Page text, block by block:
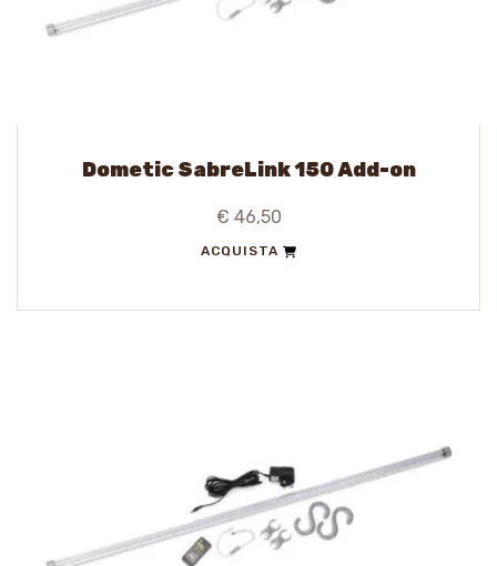
Dometic SabreLink 150 Add-on
€ 46,50
ACQUISTA